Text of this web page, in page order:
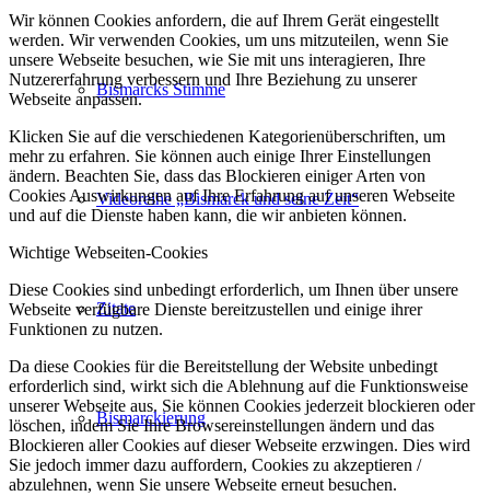
Bismarcks Stimme
Videoreihe „Bismarck und seine Zeit“
Zitate
Bismarckierung
Wir können Cookies anfordern, die auf Ihrem Gerät eingestellt
werden. Wir verwenden Cookies, um uns mitzuteilen, wenn Sie
unsere Webseite besuchen, wie Sie mit uns interagieren, Ihre
Nutzererfahrung verbessern und Ihre Beziehung zu unserer
Webseite anpassen.
Klicken Sie auf die verschiedenen Kategorienüberschriften, um
mehr zu erfahren. Sie können auch einige Ihrer Einstellungen
ändern. Beachten Sie, dass das Blockieren einiger Arten von
Cookies Auswirkungen auf Ihre Erfahrung auf unseren Webseite
und auf die Dienste haben kann, die wir anbieten können.
Wichtige Webseiten-Cookies
Diese Cookies sind unbedingt erforderlich, um Ihnen über unsere
Webseite verfügbare Dienste bereitzustellen und einige ihrer
Funktionen zu nutzen.
Da diese Cookies für die Bereitstellung der Website unbedingt
erforderlich sind, wirkt sich die Ablehnung auf die Funktionsweise
unserer Webseite aus. Sie können Cookies jederzeit blockieren oder
löschen, indem Sie Ihre Browsereinstellungen ändern und das
Blockieren aller Cookies auf dieser Webseite erzwingen. Dies wird
Sie jedoch immer dazu auffordern, Cookies zu akzeptieren /
abzulehnen, wenn Sie unsere Webseite erneut besuchen.